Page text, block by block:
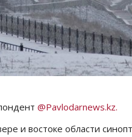
@Pavlodarnews.kz.
и востоке области